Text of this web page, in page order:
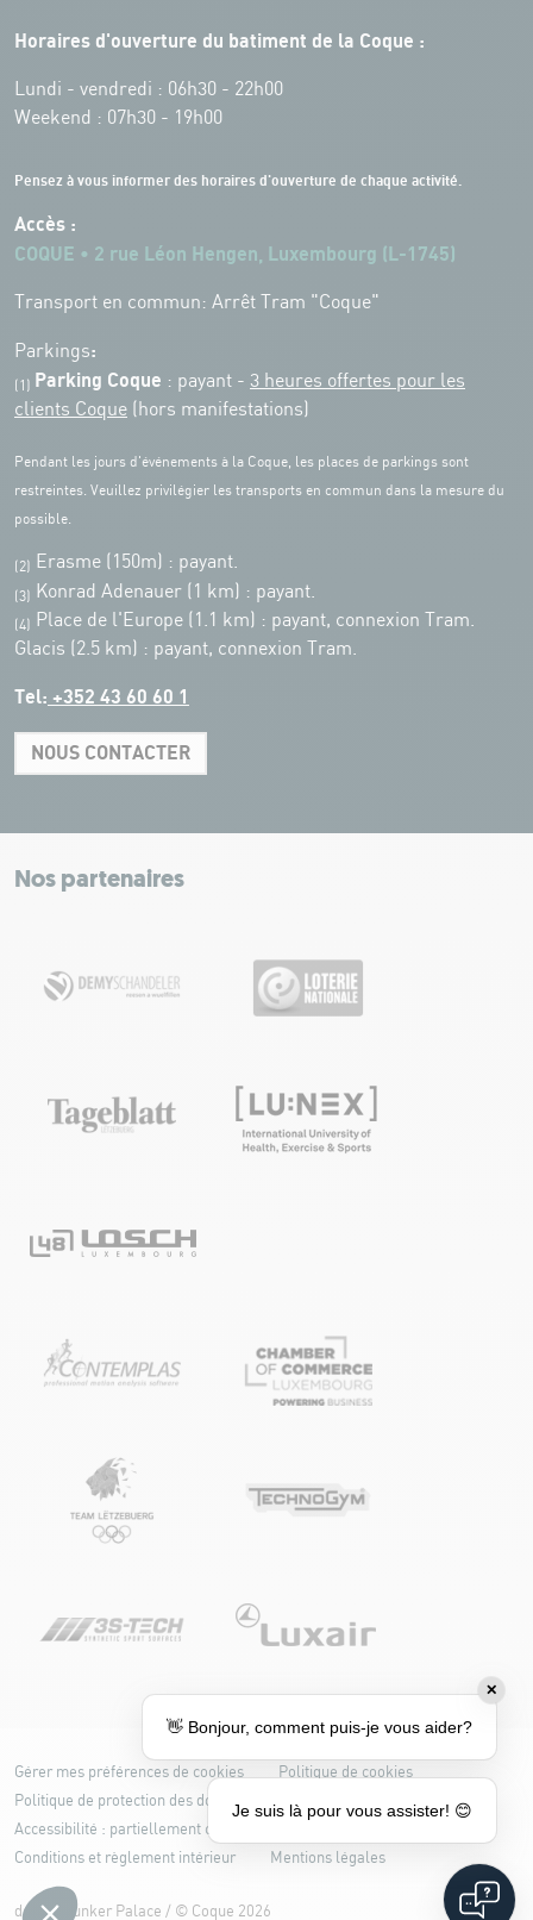
Horaires d'ouverture du batiment de la Coque :
Lundi - vendredi : 06h30 - 22h00
Weekend : 07h30 - 19h00
Pensez à vous informer des horaires d'ouverture de chaque activité.
Accès :
COQUE • 2 rue Léon Hengen, Luxembourg (L-1745)
Transport en commun: Arrêt Tram "Coque"
Parkings:
(1) Parking Coque : payant - 3 heures offertes pour les
clients Coque (hors manifestations)
Pendant les jours d'événements à la Coque, les places de parkings sont
restreintes. Veuillez privilégier les transports en commun dans la mesure du
possible.
(2) Erasme (150m) : payant.
(3) Konrad Adenauer (1 km) : payant.
(4)
Place de l'Europe (1.1 km) : payant, connexion Tram.
Glacis (2.5 km) : payant, connexion Tram.
Tel: +352 43 60 60 1
NOUS CONTACTER
+
−
Leaflet|Map tiles by Carto, under CC BY 3.0. Data by OpenStreetMap, under
Nos partenaires
Gérer mes préférences de cookies
Politique de cookies
Politique de protection des données
Accessibilité : partiellement conforme
Conditions et règlement intérieur
Mentions légales
design Bunker Palace / © Coque 2026
✕
👋 Bonjour, comment puis-je vous aider?
Je suis là pour vous assister! 😊